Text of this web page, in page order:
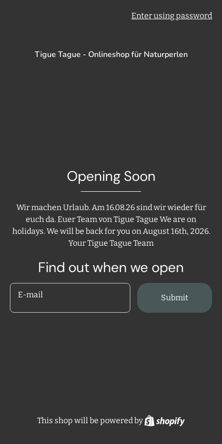
Enter using password
Tigue Tague - Onlineshop für Naturperlen
Opening Soon
Wir machen Urlaub. Am 16.08.26 sind wir wieder für
euch da. Euer Team von Tigue Tague We are on
holidays. We will be back for you on August 16th, 2026.
Your Tigue Tague Team
Find out when we open
E-mail Submit
This shop will be powered by Shopify